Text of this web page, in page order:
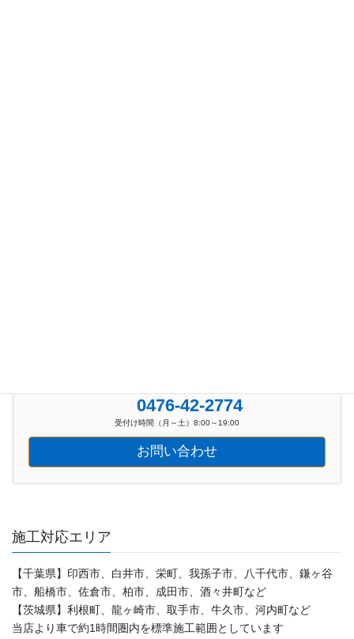
0476-42-2774
受付け時間（月～土）8:00～19:00
お問い合わせ
施工対応エリア
【千葉県】印西市、白井市、栄町、我孫子市、八千代市、鎌ヶ谷
市、船橋市、佐倉市、柏市、成田市、酒々井町など
【茨城県】利根町、龍ヶ崎市、取手市、牛久市、河内町など
当店より車で約1時間圏内を標準施工範囲としています